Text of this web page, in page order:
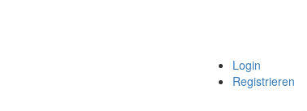
Login
Registrieren